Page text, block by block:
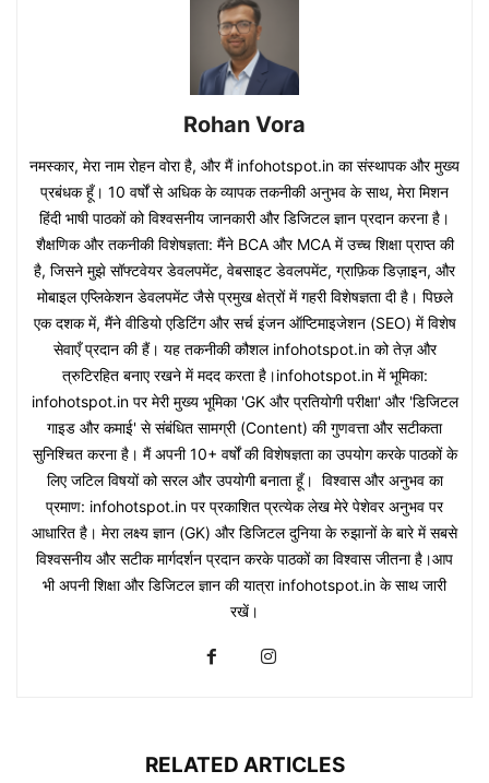
Rohan Vora
नमस्कार, मेरा नाम रोहन वोरा है, और मैं infohotspot.in का संस्थापक और मुख्य
प्रबंधक हूँ। 10 वर्षों से अधिक के व्यापक तकनीकी अनुभव के साथ, मेरा मिशन
हिंदी भाषी पाठकों को विश्वसनीय जानकारी और डिजिटल ज्ञान प्रदान करना है।
शैक्षणिक और तकनीकी विशेषज्ञता: मैंने BCA और MCA में उच्च शिक्षा प्राप्त की
है, जिसने मुझे सॉफ्टवेयर डेवलपमेंट, वेबसाइट डेवलपमेंट, ग्राफ़िक डिज़ाइन, और
मोबाइल एप्लिकेशन डेवलपमेंट जैसे प्रमुख क्षेत्रों में गहरी विशेषज्ञता दी है। पिछले
एक दशक में, मैंने वीडियो एडिटिंग और सर्च इंजन ऑप्टिमाइजेशन (SEO) में विशेष
सेवाएँ प्रदान की हैं। यह तकनीकी कौशल infohotspot.in को तेज़ और
त्रुटिरहित बनाए रखने में मदद करता है।infohotspot.in में भूमिका:
infohotspot.in पर मेरी मुख्य भूमिका 'GK और प्रतियोगी परीक्षा' और 'डिजिटल
गाइड और कमाई' से संबंधित सामग्री (Content) की गुणवत्ता और सटीकता
सुनिश्चित करना है। मैं अपनी 10+ वर्षों की विशेषज्ञता का उपयोग करके पाठकों के
लिए जटिल विषयों को सरल और उपयोगी बनाता हूँ। विश्वास और अनुभव का
प्रमाण: infohotspot.in पर प्रकाशित प्रत्येक लेख मेरे पेशेवर अनुभव पर
आधारित है। मेरा लक्ष्य ज्ञान (GK) और डिजिटल दुनिया के रुझानों के बारे में सबसे
विश्वसनीय और सटीक मार्गदर्शन प्रदान करके पाठकों का विश्वास जीतना है।आप
भी अपनी शिक्षा और डिजिटल ज्ञान की यात्रा infohotspot.in के साथ जारी
रखें।
RELATED ARTICLES